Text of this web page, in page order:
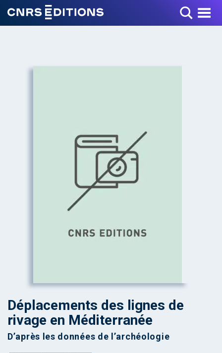
Toggle Menu
Déplacements des lignes de
rivage en Méditerranée
D’après les données de l’archéologie